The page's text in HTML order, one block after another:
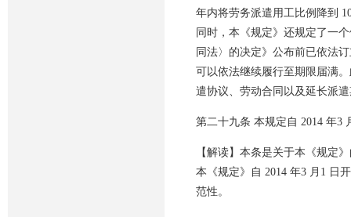
年内将劳务派遣用工比例降到
同时，本《规定》还规定了一
同法〉的决定》公布前已依法
可以依法继续履行至期限届满
遣协议、劳动合同以及延长派
第二十九条 本规定自 2014 年3
【解读】本条是关于本《规定
本《规定》自 2014 年3 月1 日
范性。